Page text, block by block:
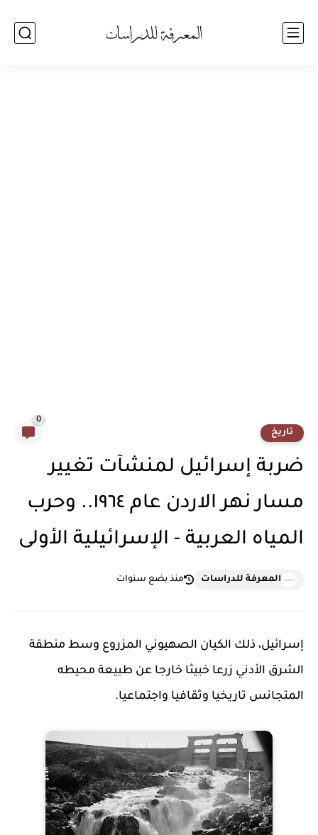
تاريخ
0
ضربة إسرائيل لمنشآت تغيير
مسار نهر الاردن عام ١٩٦٤.. وحرب
المياه العربية - الإسرائيلية الأولى
المعرفة للدراسات منذ بضع سنوات
إسرائيل، ذلك الكيان الصهيوني المزروع وسط منطقة
الشرق الأدني زرعا خبيثا خارجا عن طبيعة محيطه
المتجانس تاريخيا وثقافيا واجتماعيا.